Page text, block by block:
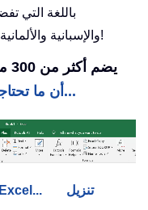
والإسبانية والألمانية والفرنسية والصينية و40+ لغات أخرى!
Kutools لـ Excel يضم أكثر من 300 ميزة،
أن ما تحتاجه يكون على بعد نقرة واحدة فقط...
مزيد من التفاصيل حول Kutools لـ Excel...
تنزيل